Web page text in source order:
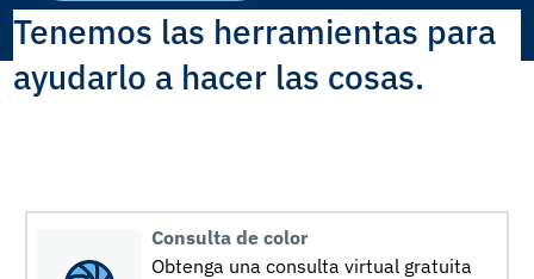
Tenemos las herramientas para
ayudarlo a hacer las cosas.
Consulta de color
Obtenga una consulta virtual gratuita